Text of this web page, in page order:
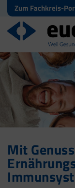
Zum Fachkreis-
Mit